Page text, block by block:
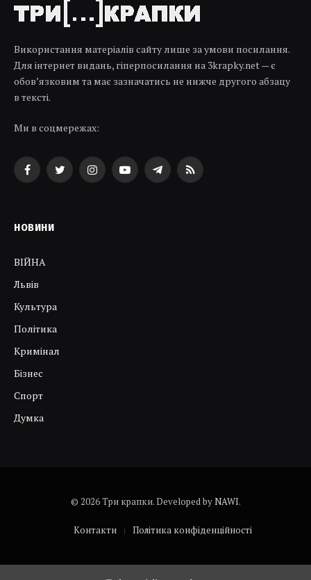
Використання матеріалів сайту лише за умови посилання.
Для інтернет видань, гіперпосилання на 3krapky.net — є
обов’язковим та має зазначатись не нижче другого абзацу
в тексті.
Ми в соцмережах:
FacebookTwitterInstagramYouTubeTelegramRSS
НОВИНИ
ВІЙНА
Львів
Культура
Політика
Кримінал
Бізнес
Спорт
Думка
© 2026 Три крапки. Developed by NAWI.
Контакти Політика конфіденційності